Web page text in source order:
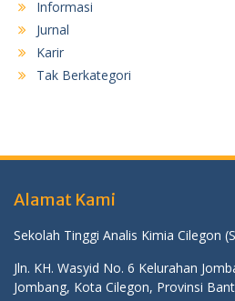
Informasi
Jurnal
Karir
Tak Berkategori
Alamat Kami
Sekolah Tinggi Analis Kimia Cilegon
Jln. KH. Wasyid No. 6 Kelurahan
Jombang, Kota Cilegon, Provinsi